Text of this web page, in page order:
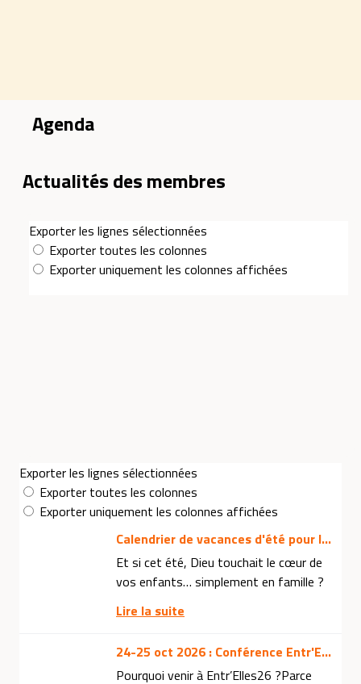
Agenda
Actualités des membres